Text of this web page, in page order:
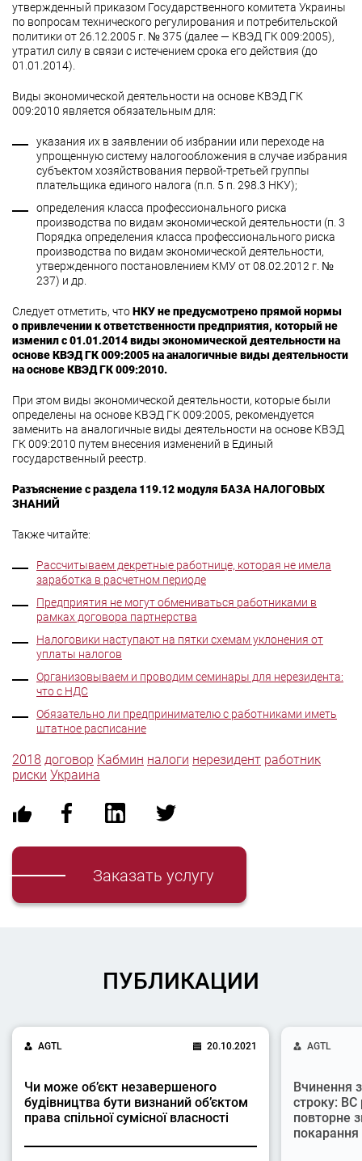
утвержденный приказом Государственного комитета Украины
по вопросам технического регулирования и потребительской
политики от 26.12.2005 г. № 375 (далее — КВЭД ГК 009:2005),
утратил силу в связи с истечением срока его действия (до
01.01.2014).
Виды экономической деятельности на основе КВЭД ГК
009:2010 является обязательным для:
указания их в заявлении об избрании или переходе на
упрощенную систему налогообложения в случае избрания
субъектом хозяйствования первой-третьей группы
плательщика единого налога (п.п. 5 п. 298.3 НКУ);
определения класса профессионального риска
производства по видам экономической деятельности (п. 3
Порядка определения класса профессионального риска
производства по видам экономической деятельности,
утвержденного постановлением КМУ от 08.02.2012 г. №
237) и др.
Следует отметить, чтоНКУ не предусмотрено прямой нормы
о привлечении к ответственности предприятия, который не
изменил с 01.01.2014 виды экономической деятельности на
основе КВЭД ГК 009:2005 на аналогичные виды деятельности
на основе КВЭД ГК 009:2010.
При этом виды экономической деятельности, которые были
определены на основе КВЭД ГК 009:2005, рекомендуется
заменить на аналогичные виды деятельности на основе КВЭД
ГК 009:2010 путем внесения изменений в Единый
государственный реестр.
Разъяснение с раздела 119.12 модуля БАЗА НАЛОГОВЫХ
ЗНАНИЙ
Также читайте:
Рассчитываем декретные работнице, которая не имела
заработка в расчетном периоде
Предприятия не могут обмениваться работниками в
рамках договора партнерства
Налоговики наступают на пятки схемам уклонения от
уплаты налогов
Организовываем и проводим семинары для нерезидента:
что с НДС
Обязательно ли предпринимателю с работниками иметь
штатное расписание
2018 договор Кабмин налоги нерезидент работник
риски Украина
Заказать услугу
ПУБЛИКАЦИИ
AGTL 20.10.2021
Чи може об’єкт незавершеного
будівництва бути визнаний об’єктом
права спільної сумісної власності
AGTL
Вчинення
строку: ВС
повторне